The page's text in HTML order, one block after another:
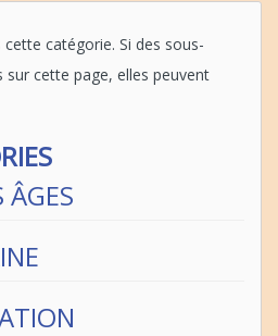
catégorie. Si des sous-
cette page, elles peuvent
ÂGES